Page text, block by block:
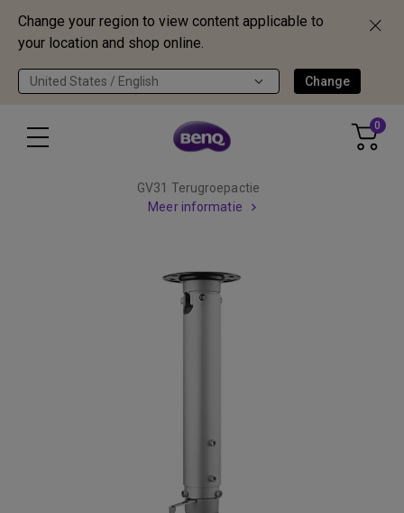
Change your region to view content applicable to
your location and shop online.
United States / English Change
0
GV31 Terugroepactie
Meer informatie